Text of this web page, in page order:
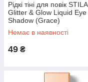
Рідкі тіні для повік STILA
Glitter & Glow Liquid Eye
Shadow (Grace)
Немає в наявності
49 ₴